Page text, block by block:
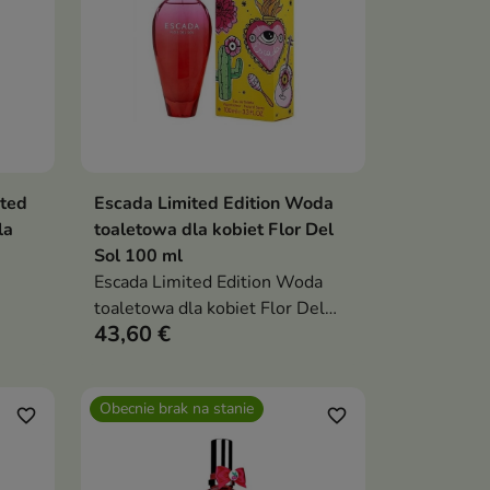
Dodaj do koszyka
Escada Limited Edition Woda
toaletowa dla kobiet Flor Del
Sol 100 ml
Escada Limited Edition Woda
toaletowa dla kobiet Flor Del
Sol 100 ml
43,60 €
favorite_border Obecnie brak na stanie favorite_border